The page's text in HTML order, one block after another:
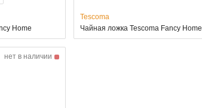
Home
Tescoma
Чайная ложка Tescoma Fancy Home
нет в наличии